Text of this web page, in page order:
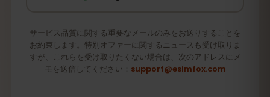
サービス品質に関する重要なメールのみをお送りすることを
お約束します。特別オファーに関するニュースも受け取りま
すが、これらを受け取りたくない場合は、次のアドレスにメ
モを送信してください： support@esimfox.com